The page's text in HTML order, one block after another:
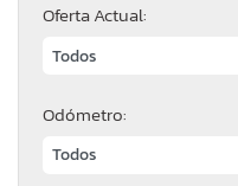
Oferta Actual:
Odómetro: